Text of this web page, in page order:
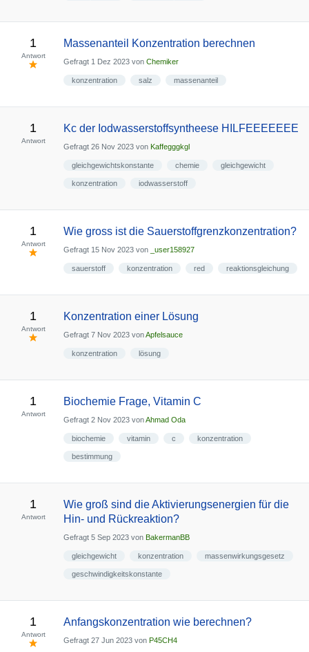
1
Antwort
Massenanteil Konzentration berechnen
Gefragt 1 Dez 2023 von Chemiker
konzentration salz massenanteil
1
Antwort
Kc der Iodwasserstoffsyntheese HILFEEEEEEE
Gefragt 26 Nov 2023 von Kaffegggkgl
gleichgewichtskonstante chemie gleichgewicht
konzentration iodwasserstoff
1
Antwort
Wie gross ist die Sauerstoffgrenzkonzentration?
Gefragt 15 Nov 2023 von _user158927
sauerstoff konzentration red reaktionsgleichung
1
Antwort
Konzentration einer Lösung
Gefragt 7 Nov 2023 vonApfelsauce
konzentration lösung
1
Antwort
Biochemie Frage, Vitamin C
Gefragt 2 Nov 2023 vonAhmad Oda
biochemie vitamin c konzentration
bestimmung
1
Antwort
Wie groß sind die Aktivierungsenergien für die
Hin- und Rückreaktion?
Gefragt 5 Sep 2023 von BakermanBB
gleichgewicht konzentration massenwirkungsgesetz
geschwindigkeitskonstante
1
Antwort
Anfangskonzentration wie berechnen?
Gefragt 27 Jun 2023 von P45CH4